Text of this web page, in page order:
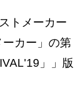
トメーカー
カー」の第
」」版